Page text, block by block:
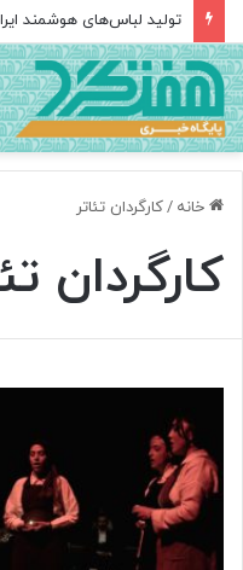
تولید لباس‌های هوشمند
خانه /کارگردان تئاتر
کارگردان